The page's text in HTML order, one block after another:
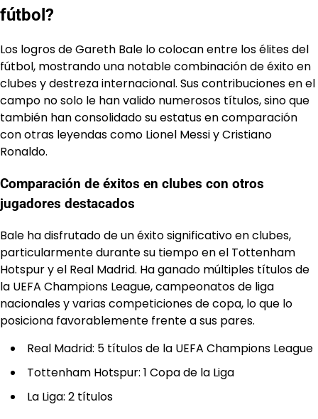
fútbol?
Los logros de Gareth Bale lo colocan entre los élites del
fútbol, mostrando una notable combinación de éxito en
clubes y destreza internacional. Sus contribuciones en el
campo no solo le han valido numerosos títulos, sino que
también han consolidado su estatus en comparación
con otras leyendas como Lionel Messi y Cristiano
Ronaldo.
Comparación de éxitos en clubes con otros
jugadores destacados
Bale ha disfrutado de un éxito significativo en clubes,
particularmente durante su tiempo en el Tottenham
Hotspur y el Real Madrid. Ha ganado múltiples títulos de
la UEFA Champions League, campeonatos de liga
nacionales y varias competiciones de copa, lo que lo
posiciona favorablemente frente a sus pares.
Real Madrid: 5 títulos de la UEFA Champions League
Tottenham Hotspur: 1 Copa de la Liga
La Liga: 2 títulos